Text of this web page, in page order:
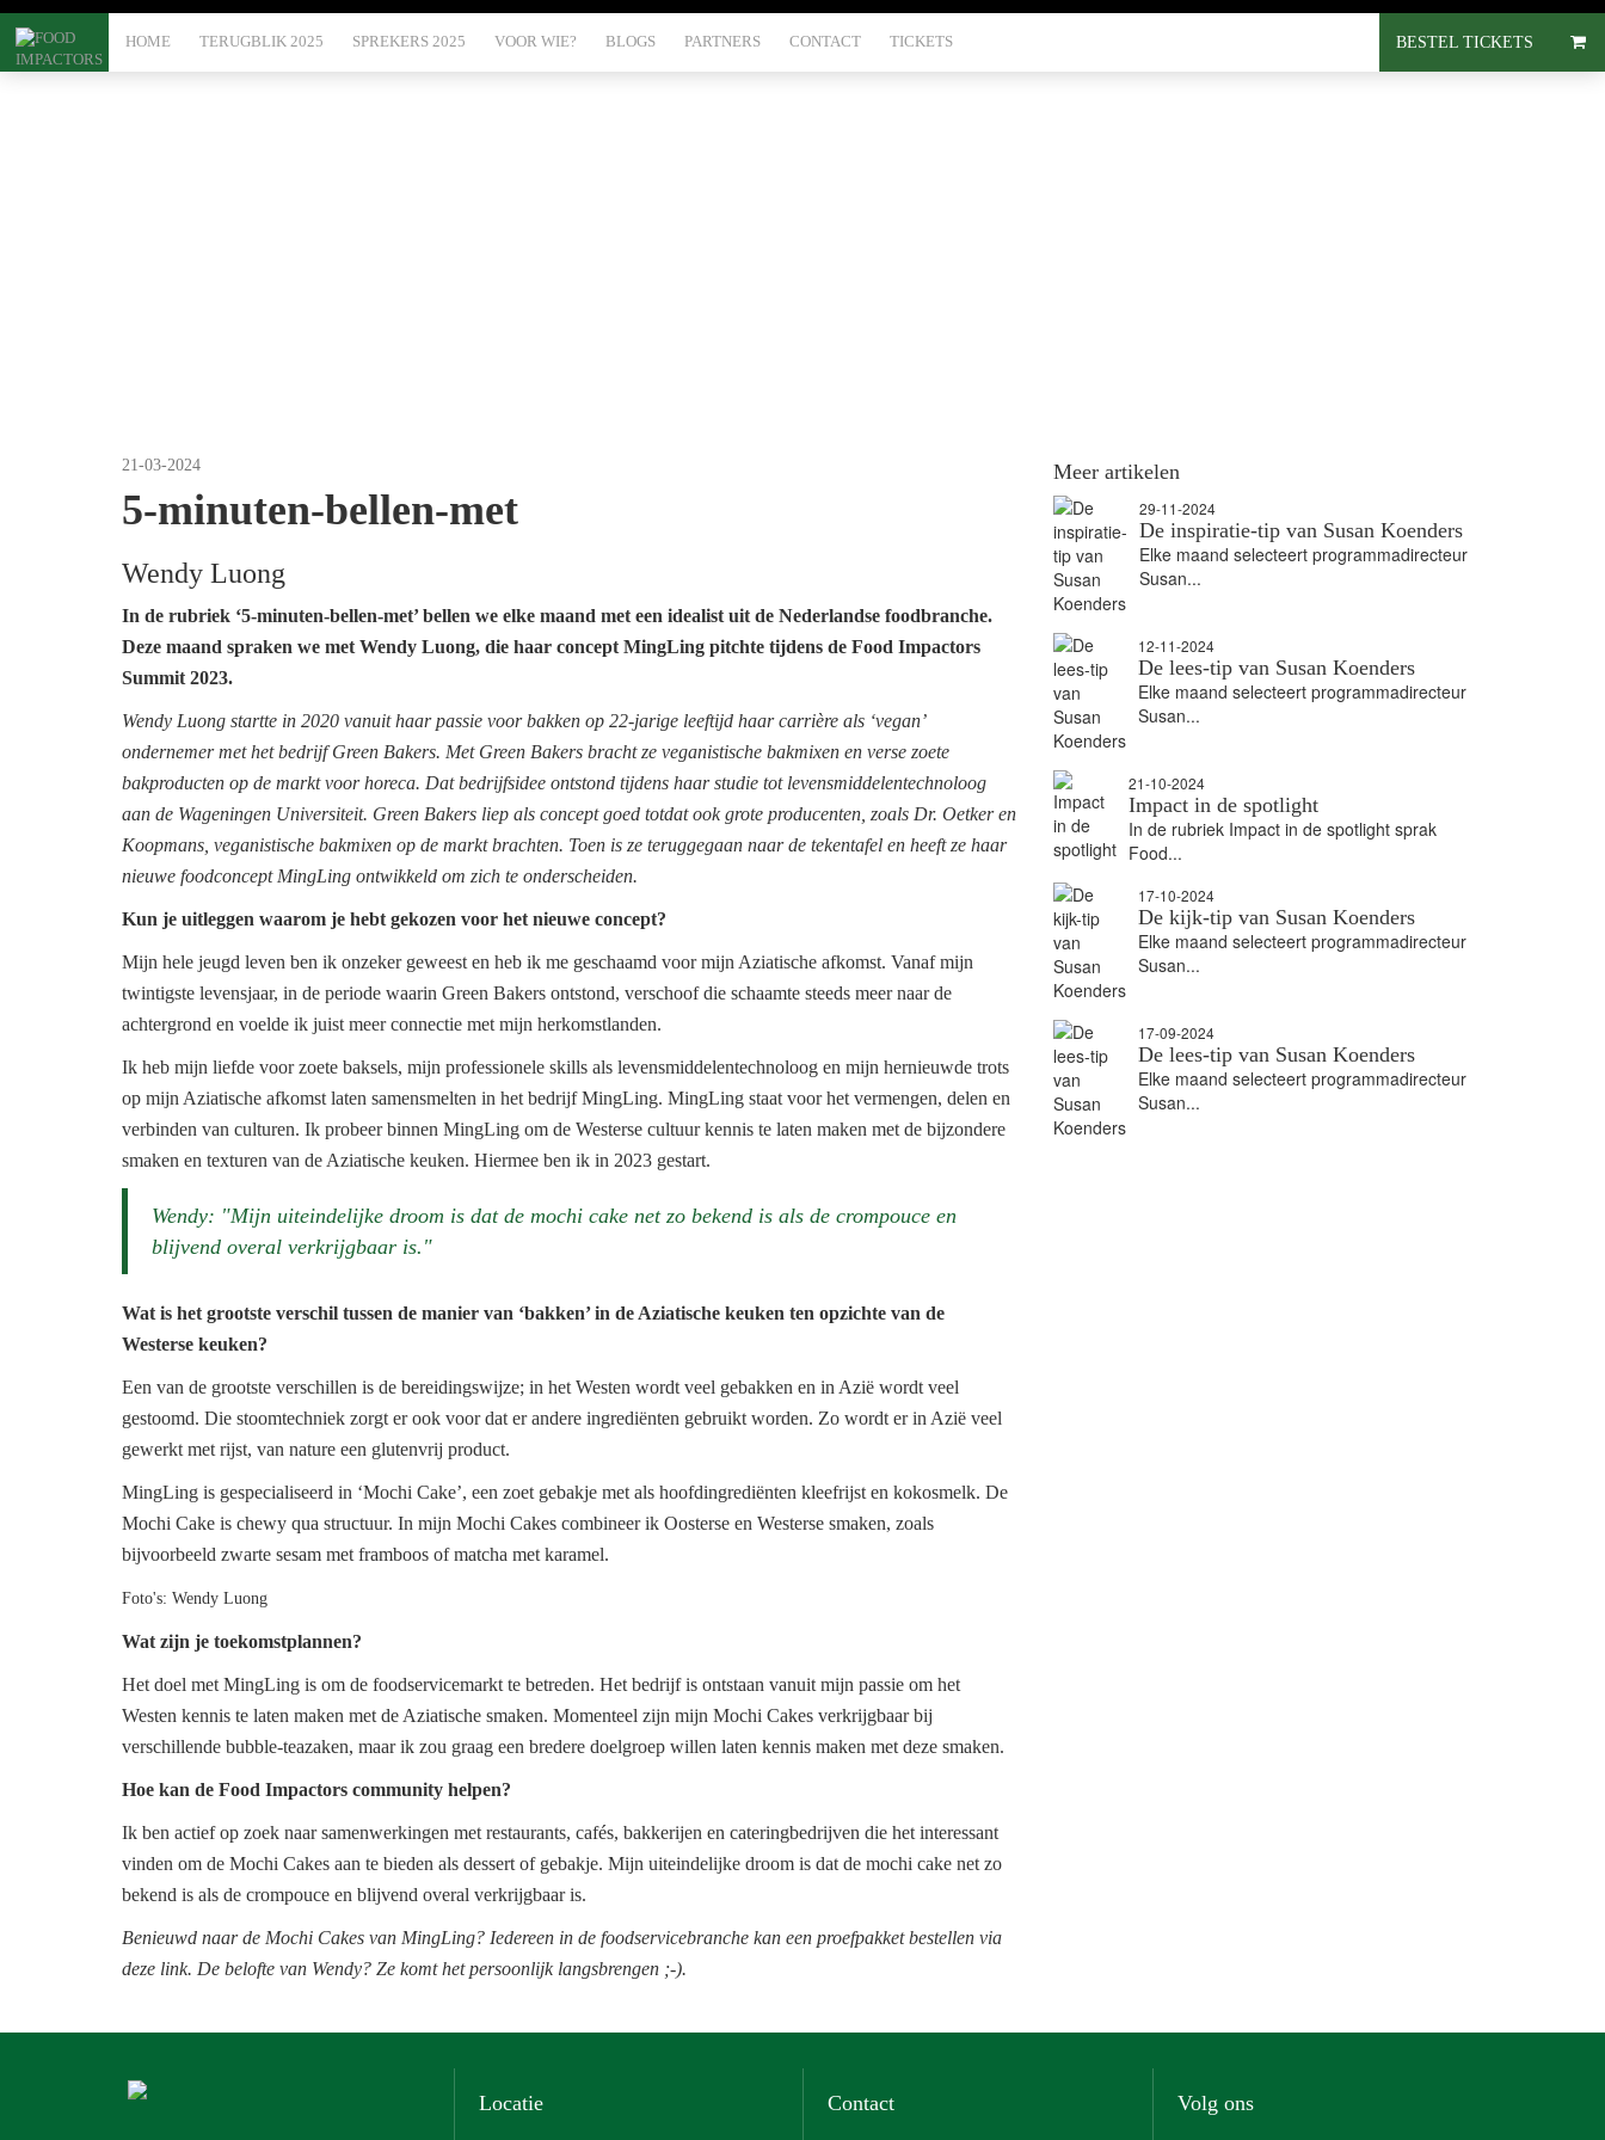
HOME TERUGBLIK 2025 SPREKERS 2025 VOOR WIE? BLOGS PARTNERS CONTACT TICKETS BESTEL TICKETS
21-03-2024
5-minuten-bellen-met
Wendy Luong
In de rubriek ‘5-minuten-bellen-met’ bellen we elke maand met een idealist uit de Nederlandse foodbranche.
Deze maand spraken we met Wendy Luong, die haar concept MingLing pitchte tijdens de Food Impactors
Summit 2023.
Wendy Luong startte in 2020 vanuit haar passie voor bakken op 22-jarige leeftijd haar carrière als ‘vegan’
ondernemer met het bedrijf Green Bakers. Met Green Bakers bracht ze veganistische bakmixen en verse zoete
bakproducten op de markt voor horeca. Dat bedrijfsidee ontstond tijdens haar studie tot levensmiddelentechnoloog
aan de Wageningen Universiteit. Green Bakers liep als concept goed totdat ook grote producenten, zoals Dr. Oetker en
Koopmans, veganistische bakmixen op de markt brachten. Toen is ze teruggegaan naar de tekentafel en heeft ze haar
nieuwe foodconcept MingLing ontwikkeld om zich te onderscheiden.
Kun je uitleggen waarom je hebt gekozen voor het nieuwe concept?
Mijn hele jeugd leven ben ik onzeker geweest en heb ik me geschaamd voor mijn Aziatische afkomst. Vanaf mijn
twintigste levensjaar, in de periode waarin Green Bakers ontstond, verschoof die schaamte steeds meer naar de
achtergrond en voelde ik juist meer connectie met mijn herkomstlanden.
Ik heb mijn liefde voor zoete baksels, mijn professionele skills als levensmiddelentechnoloog en mijn hernieuwde trots
op mijn Aziatische afkomst laten samensmelten in het bedrijf MingLing. MingLing staat voor het vermengen, delen en
verbinden van culturen. Ik probeer binnen MingLing om de Westerse cultuur kennis te laten maken met de bijzondere
smaken en texturen van de Aziatische keuken. Hiermee ben ik in 2023 gestart.
Wendy: "Mijn uiteindelijke droom is dat de mochi cake net zo bekend is als de crompouce en
blijvend overal verkrijgbaar is."
Wat is het grootste verschil tussen de manier van ‘bakken’ in de Aziatische keuken ten opzichte van de
Westerse keuken?
Een van de grootste verschillen is de bereidingswijze; in het Westen wordt veel gebakken en in Azië wordt veel
gestoomd. Die stoomtechniek zorgt er ook voor dat er andere ingrediënten gebruikt worden. Zo wordt er in Azië veel
gewerkt met rijst, van nature een glutenvrij product.
MingLing is gespecialiseerd in ‘Mochi Cake’, een zoet gebakje met als hoofdingrediënten kleefrijst en kokosmelk. De
Mochi Cake is chewy qua structuur. In mijn Mochi Cakes combineer ik Oosterse en Westerse smaken, zoals
bijvoorbeeld zwarte sesam met framboos of matcha met karamel.
Foto's: Wendy Luong
Wat zijn je toekomstplannen?
Het doel met MingLing is om de foodservicemarkt te betreden. Het bedrijf is ontstaan vanuit mijn passie om het
Westen kennis te laten maken met de Aziatische smaken. Momenteel zijn mijn Mochi Cakes verkrijgbaar bij
verschillende bubble-teazaken, maar ik zou graag een bredere doelgroep willen laten kennis maken met deze smaken.
Hoe kan de Food Impactors community helpen?
Ik ben actief op zoek naar samenwerkingen met restaurants, cafés, bakkerijen en cateringbedrijven die het interessant
vinden om de Mochi Cakes aan te bieden als dessert of gebakje. Mijn uiteindelijke droom is dat de mochi cake net zo
bekend is als de crompouce en blijvend overal verkrijgbaar is.
Benieuwd naar de Mochi Cakes van MingLing? Iedereen in de foodservicebranche kan een proefpakket bestellen via
deze link. De belofte van Wendy? Ze komt het persoonlijk langsbrengen ;-).
Meer artikelen
29-11-2024
De inspiratie-tip van Susan Koenders
Elke maand selecteert programmadirecteur
Susan...
12-11-2024
De lees-tip van Susan Koenders
Elke maand selecteert programmadirecteur
Susan...
21-10-2024
Impact in de spotlight
In de rubriek Impact in de spotlight sprak
Food...
17-10-2024
De kijk-tip van Susan Koenders
Elke maand selecteert programmadirecteur
Susan...
17-09-2024
De lees-tip van Susan Koenders
Elke maand selecteert programmadirecteur
Susan...
Locatie Contact Volg ons